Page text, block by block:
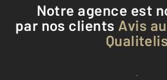
Notre agence est
par nos clients Avis
Qualitelis
Voir tous les avis